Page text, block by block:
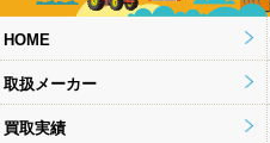
HOME
取扱メーカー
買取実績